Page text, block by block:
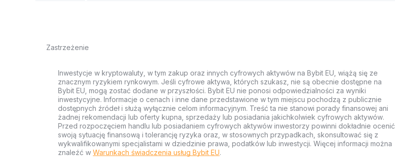
Zastrzeżenie
Inwestycje w kryptowaluty, w tym zakup oraz innych cyfrowych aktywów na Bybit EU, wiążą się ze
znacznym ryzykiem rynkowym. Jeśli cyfrowe aktywa, których szukasz, nie są obecnie dostępne na
Bybit EU, mogą zostać dodane w przyszłości. Bybit EU nie ponosi odpowiedzialności za wyniki
inwestycyjne. Informacje o cenach i inne dane przedstawione w tym miejscu pochodzą z publicznie
dostępnych źródeł i służą wyłącznie celom informacyjnym. Treść ta nie stanowi porady finansowej ani
żadnej rekomendacji lub oferty kupna, sprzedaży lub posiadania jakichkolwiek cyfrowych aktywów.
Przed rozpoczęciem handlu lub posiadaniem cyfrowych aktywów inwestorzy powinni dokładnie ocenić
swoją sytuację finansową i tolerancję ryzyka oraz, w stosownych przypadkach, skonsultować się z
wykwalifikowanymi specjalistami w dziedzinie prawa, podatków lub inwestycji. Więcej informacji można
znaleźć w Warunkach świadczenia usług Bybit EU.